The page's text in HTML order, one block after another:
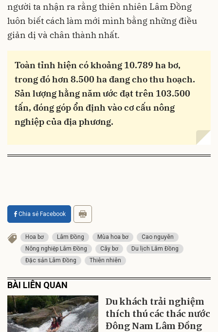
người ta nhận ra rằng thiên nhiên Lâm Đồng
luôn biết cách làm mới mình bằng những điều
giản dị và chân thành nhất.
Toàn tỉnh hiện có khoảng 10.789 ha bơ,
trong đó hơn 8.500 ha đang cho thu hoạch.
Sản lượng hằng năm ước đạt trên 103.500
tấn, đóng góp ổn định vào cơ cấu nông
nghiệp của địa phương.
Chia sẻ Facebook
Hoa bơ Lâm Đồng Mùa hoa bơ
Cao nguyên
Nông nghiệp Lâm Đồng
Cây bơ
Du lịch Lâm Đồng
Đặc sản Lâm Đồng
Thiên nhiên
BÀI LIÊN QUAN
Du khách trải nghiệm
thích thú các thác nước
Đông Nam Lâm Đồng